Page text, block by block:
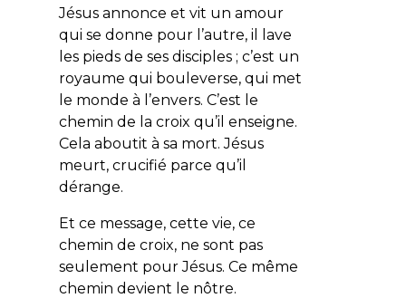
Jésus annonce et vit un amour
qui se donne pour l’autre, il lave
les pieds de ses disciples ; c’est un
royaume qui bouleverse, qui met
le monde à l’envers. C’est le
chemin de la croix qu’il enseigne.
Cela aboutit à sa mort. Jésus
meurt, crucifié parce qu’il
dérange.
Et ce message, cette vie, ce
chemin de croix, ne sont pas
seulement pour Jésus. Ce même
chemin devient le nôtre.